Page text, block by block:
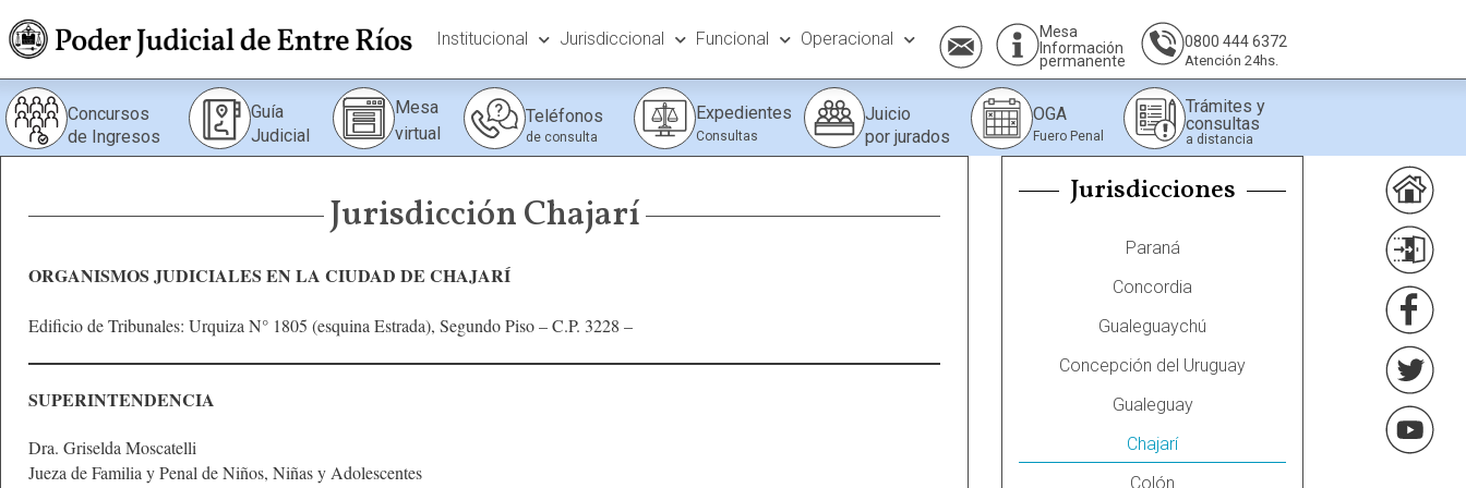
Institucional Jurisdiccional Funcional Operacional
Mesa
Información
permanente
0800 444 6372
Atención 24hs.
Concursos
de Ingresos
Guía
Judicial
Mesa
virtual
Teléfonos
de consulta
Expedientes
Consultas
Juicio
por jurados
OGA
Fuero Penal
Trámites y
consultas
a distancia
Jurisdicción Chajarí
ORGANISMOS JUDICIALES EN LA CIUDAD DE CHAJARÍ
Edificio de Tribunales: Urquiza N° 1805 (esquina Estrada), Segundo Piso – C.P. 3228 –
SUPERINTENDENCIA
Dra. Griselda Moscatelli
Jueza de Familia y Penal de Niños, Niñas y Adolescentes
Jurisdicciones
Paraná
Concordia
Gualeguaychú
Concepción del Uruguay
Gualeguay
Chajarí
Colón